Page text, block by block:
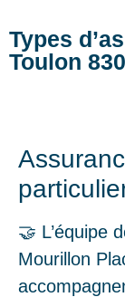
Types
Toulon
🤝 L’équipe
Mourillon